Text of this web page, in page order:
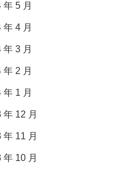
年 5 月
年 4 月
年 3 月
年 2 月
年 1 月
年 12 月
年 11 月
年 10 月